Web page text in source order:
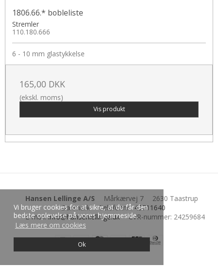
Vi bruger cookies for at sikre, at du får den
bedste oplevelse på vores hjemmeside.
Læs mere om cookies
Ok
1806.66.* bobleliste
Stremler
110.180.666
6 - 10 mm glastykkelse
165,00 DKK
(ekskl. moms)
Vis produkt
Hansen Lellinge A/S Mårkærvej 7
2630 Taastrup
Danmark
Telefonnr.: 43711640
E-mail: info@hansenlellinge.dk CVR-nummer: 24259684